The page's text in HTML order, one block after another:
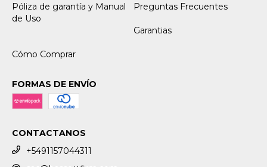
Póliza de garantía y Manual
de Uso
Preguntas Frecuentes
Garantias
Cómo Comprar
FORMAS DE ENVÍO
CONTACTANOS
+5491157044311